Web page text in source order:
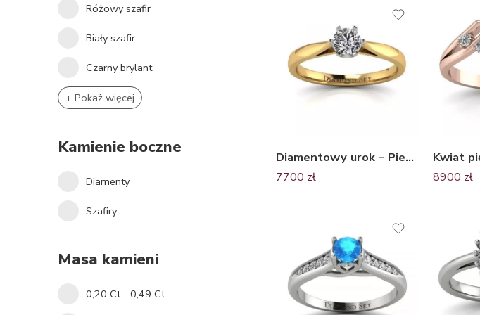
Diamentowy urok – Pierścionek zaręczynowy z dwukolorowego złota z diamentem próba 750
7700 zł 8900 zł
Różowy szafir
Biały szafir
Czarny brylant
+ Pokaż więcej
Kamienie boczne
Diamenty
Szafiry
Masa kamieni
0,20 Ct - 0,49 Ct